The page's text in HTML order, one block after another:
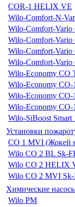
COR-1 HELIX VE
Wilo-Comfort-N-
Wilo-Comfort-
Wilo-Comfort-
Wilo-Comfort-
Wilo-Comfort-
Wilo-Economy CO
Wilo-Economy
Wilo-Economy
Wilo-Economy
Wilo-SiBoost
Установки
CO 1 MVI (Жокей
Wilo CO 2 BL Sk-
Wilo CO 2 HELIX
Wilo CO 2 MVI Sk-
Химические
Wilo PM